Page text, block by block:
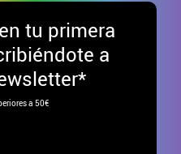
tu primera
a
a 50€